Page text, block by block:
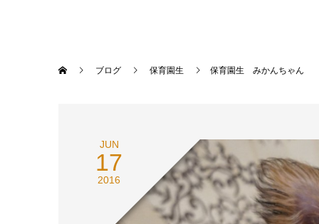
ブログ 保育園生 保育園生 みかんちゃん
JUN
17
2016